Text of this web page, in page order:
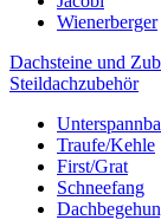
Wienerberger
Dachsteine und
Steildachzubehör
Traufe/Kehle
First/Grat
Schneefang